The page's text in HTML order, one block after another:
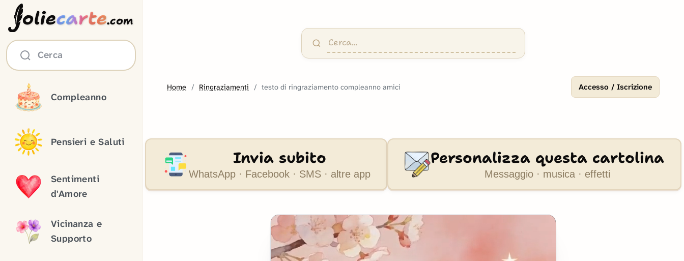
oliecarte.com
Cerca
Compleanno
Pensieri e Saluti
Sentimenti
d'Amore
Vicinanza e
Supporto
Home Ringraziamenti testo di ringraziamento compleanno amici Accesso / Iscrizione
Invia subito
WhatsApp · Facebook · SMS · altre app
Personalizza questa cartolina
Messaggio · musica · effetti